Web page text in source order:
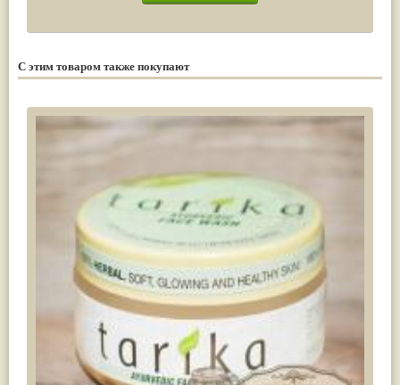
С этим товаром также покупают